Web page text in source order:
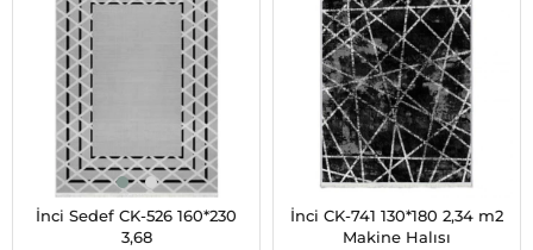
İnci Sedef CK-526 160*230
3,68
İnci CK-741 130*180 2,34 m2
Makine Halısı